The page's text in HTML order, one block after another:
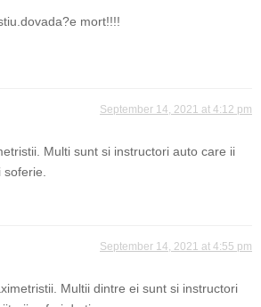
mort!!!!
September 14, 2021 at 4:12 pm
Multi sunt si instructori auto care ii
September 14, 2021 at 4:55 pm
Multii dintre ei sunt si instructori